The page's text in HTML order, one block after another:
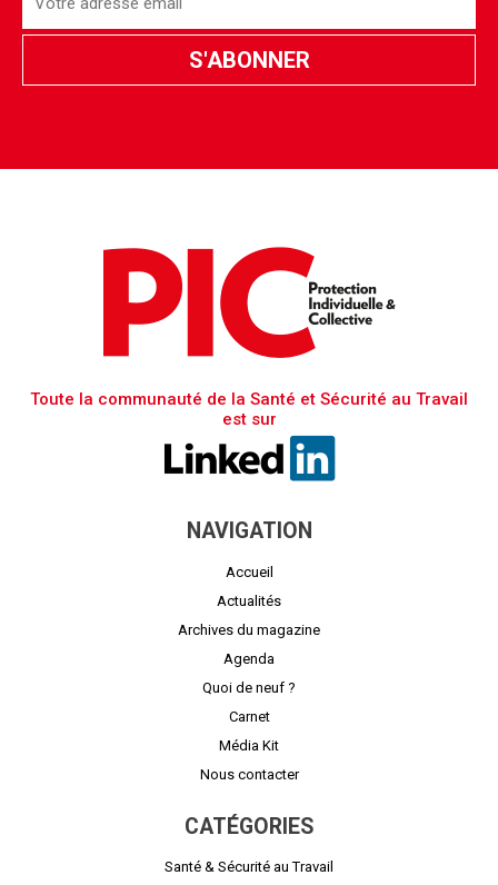
Toute la communauté de la Santé et Sécurité au Travail
est sur
NAVIGATION
Accueil
Actualités
Archives du magazine
Agenda
Quoi de neuf ?
Carnet
Média Kit
Nous contacter
CATÉGORIES
Santé & Sécurité au Travail